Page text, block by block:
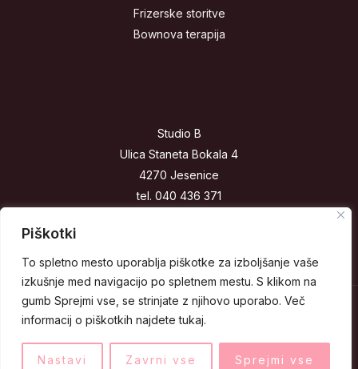
Piškotki
To spletno mesto uporablja piškotke za izboljšanje vaše
izkušnje med navigacijo po spletnem mestu. S klikom na
gumb Sprejmi vse, se strinjate z njihovo uporabo. Več
informacij o piškotkih najdete tukaj.
Nastavi Zavrni vse Sprejmi vse
Frizerske storitve
Bownova terapija
Studio B
Ulica Staneta Bokala 4
4270 Jesenice
tel. 040 436 371
Copyright © 2026 Studio B.